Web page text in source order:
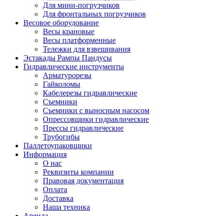
Для мини-погрузчиков
Для фронтальных погрузчиков
Весовое оборудование
Весы крановые
Весы платформенные
Тележки для взвешивания
Эстакады Рампы Пандусы
Гидравлические инструменты
Арматурорезы
Гайколомы
Кабелерезы гидравлические
Съемники
Съемники с выносным насосом
Опрессовщики гидравлические
Прессы гидравлические
Трубогибы
Паллетоупаковщики
Информация
О нас
Реквизиты компании
Правовая документация
Оплата
Доставка
Наша техника